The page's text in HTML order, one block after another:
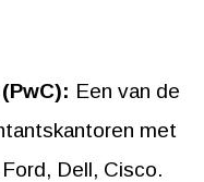
Een van de
met
Dell, Cisco.